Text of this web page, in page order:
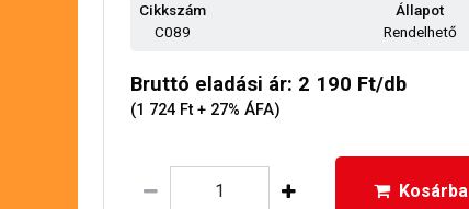
Cikkszám
C089
Állapot
Rendelhető
Bruttó eladási ár: 2 190 Ft/db
(1 724 Ft + 27% ÁFA)
Kosárba